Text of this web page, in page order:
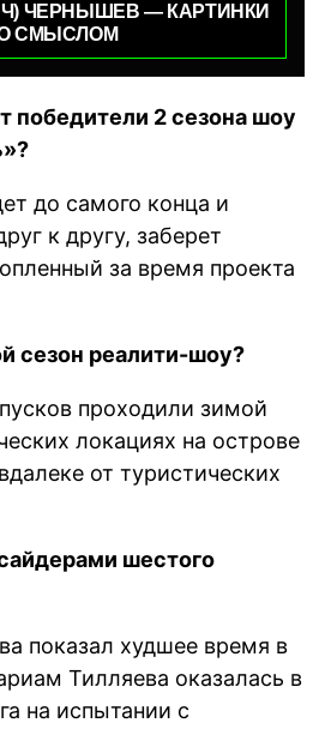
ЧЕРНЫШЕВ — КАРТИНКИ
СМЫСЛОМ
победители 2 сезона шоу
до самого конца и
к другу, заберет
за время проекта
сезон реалити-шоу?
проходили зимой
локациях на острове
от туристических
шестого
показал худшее время в
Тилляева оказалась в
на испытании с